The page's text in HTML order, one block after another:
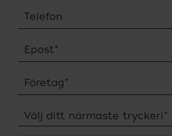
Telefon
Epost*
Företag *
Välj ditt närmaste tryckeri *